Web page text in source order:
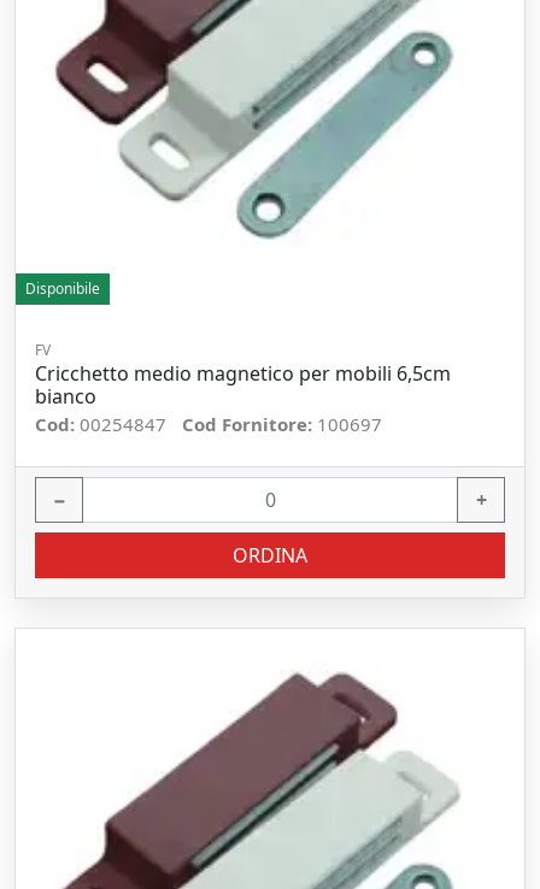
Disponibile
FV
Cricchetto medio magnetico per mobili 6,5cm
bianco
Cod: 00254847 Cod Fornitore: 100697
− +
ORDINA